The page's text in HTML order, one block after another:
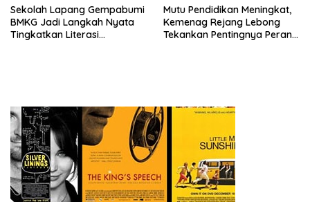
Sekolah Lapang Gempabumi
BMKG Jadi Langkah Nyata
Tingkatkan Literasi
Mutu Pendidikan Meningkat,
Kemenag Rejang Lebong
Tekankan Pentingnya Peran